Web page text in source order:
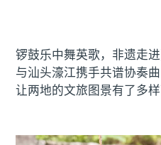
锣鼓乐中舞英歌，非遗走
与汕头濠江携手共谱协奏
让两地的文旅图景有了多样